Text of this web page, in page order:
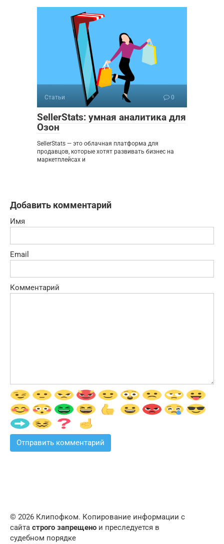
Статьи 0
SellerStats: умная аналитика для
Озон
SellerStats — это облачная платформа для
продавцов, которые хотят развивать бизнес на
маркетплейсах и
Добавить комментарий
Имя
Email
Комментарий
© 2026 Клипофком. Копирование информации с
сайта строго запрещено и преследуется в
судебном порядке